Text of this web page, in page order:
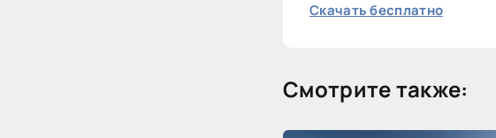
Cкачать бесплатно
Смотрите также: